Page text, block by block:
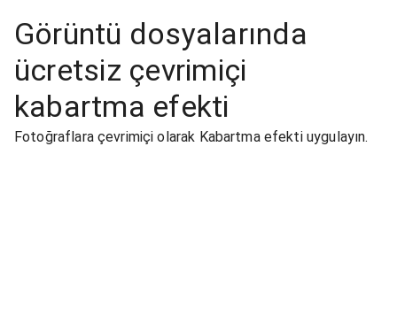
Görüntü dosyalarında
ücretsiz çevrimiçi
kabartma efekti
Fotoğraflara çevrimiçi olarak Kabartma efekti uygulayın.